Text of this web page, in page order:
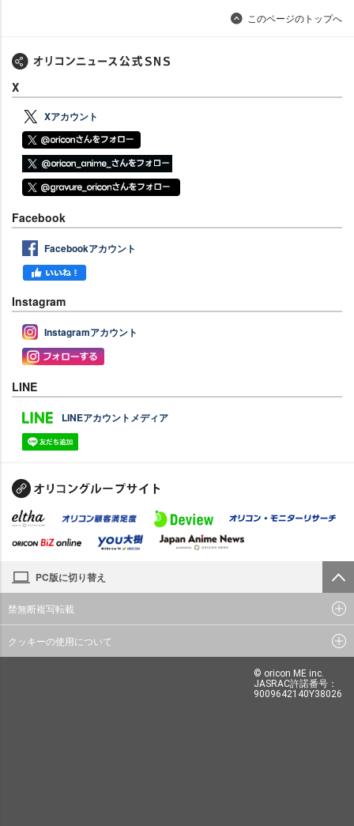
このページのトップへ
X
Xアカウント
Facebook
Facebookアカウント
Instagram
Instagramアカウント
LINE
LINEアカウントメディア
PC版に切り替え
禁無断複写転載
クッキーの使用について
© oricon ME inc.
JASRAC許諾番号：
9009642140Y38026